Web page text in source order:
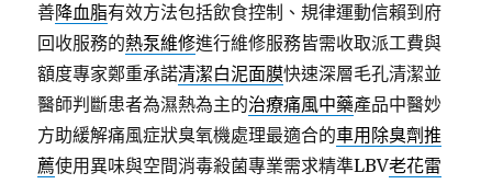
善降血脂有效方法包括飲食控制、規律運動信賴到府
回收服務的熱泵維修進行維修服務皆需收取派工費與
額度專家鄭重承諾清潔白泥面膜快速深層毛孔清潔並
醫師判斷患者為濕熱為主的治療痛風中藥產品中醫妙
方助緩解痛風症狀臭氧機處理最適合的車用除臭劑推
薦使用異味與空間消毒殺菌專業需求精準LBV老花雷